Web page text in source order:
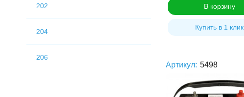
В корзину
Купить в 1 клик
Артикул: 5498
202
204
206